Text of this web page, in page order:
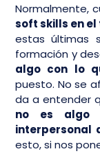
Normalmente,
soft skills en
estas últimas
formación y
algo con lo
puesto. No se
da a entender
no es algo
interpersonal
esto, si nos